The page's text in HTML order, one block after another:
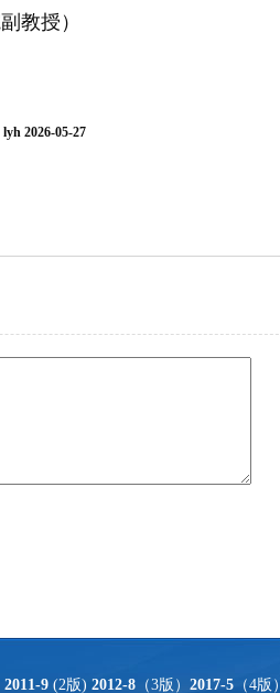
教授）
2026-05-27
2011-9(2版) 2012-8（3版） 2017-5（4版）